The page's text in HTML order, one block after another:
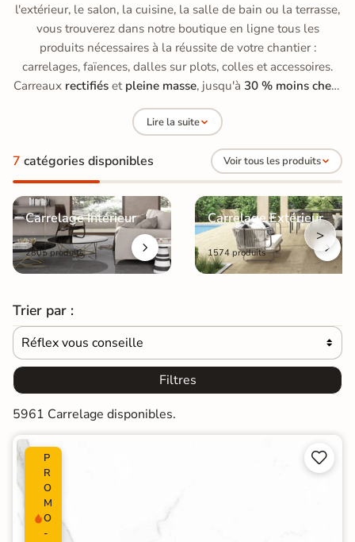
l'extérieur, le salon, la cuisine, la salle de bain ou la terrasse,
vous trouverez dans notre boutique en ligne tous les
produits nécessaires à la réussite de votre chantier :
carrelages, faïences, dalles sur plots, colles et accessoires.
Carreaux rectifiés et pleine masse, jusqu'à 30 % moins chers
qu'en grande surface de bricolage, avec des prix allant de
à 70 €/m².
Lire la suite
7 catégories disponibles Voir tous les produits
Carrelage Intérieur
2805 produits
Carrelage Extérieur
1574 produits
>
Trier par :
Réflex vous conseille 
Filtres
5961 Carrelage disponibles.
P
R
O
M
O
-

